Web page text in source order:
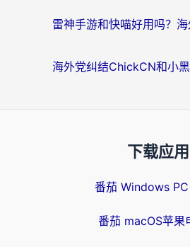
下载应用
番茄 Windows
番茄 macOS苹果